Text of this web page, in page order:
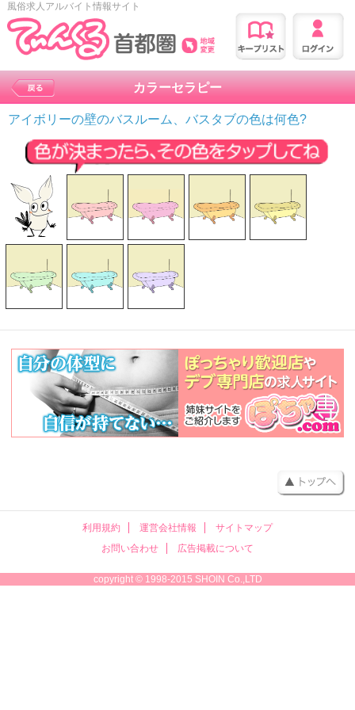
風俗求人アルバイト情報サイト
カラーセラピー
アイボリーの壁のバスルーム、バスタブの色は何色?
利用規約 運営会社情報
サイトマップ
お問い合わせ
広告掲載について
copyright © 1998-2015 SHOIN Co.,LTD